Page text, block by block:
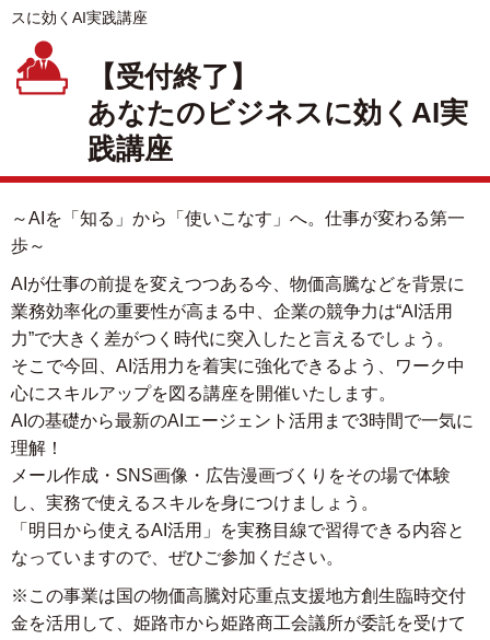
スに効くAI実践講座
【受付終了】
あなたのビジネスに効くAI実
践講座
～AIを「知る」から「使いこなす」へ。仕事が変わる第一
歩～
AIが仕事の前提を変えつつある今、物価高騰などを背景に
業務効率化の重要性が高まる中、企業の競争力は“AI活用
力”で大きく差がつく時代に突入したと言えるでしょう。
そこで今回、AI活用力を着実に強化できるよう、ワーク中
心にスキルアップを図る講座を開催いたします。
AIの基礎から最新のAIエージェント活用まで3時間で一気に
理解！
メール作成・SNS画像・広告漫画づくりをその場で体験
し、実務で使えるスキルを身につけましょう。
「明日から使えるAI活用」を実務目線で習得できる内容と
なっていますので、ぜひご参加ください。
※この事業は国の物価高騰対応重点支援地方創生臨時交付
金を活用して、姫路市から姫路商工会議所が委託を受けて